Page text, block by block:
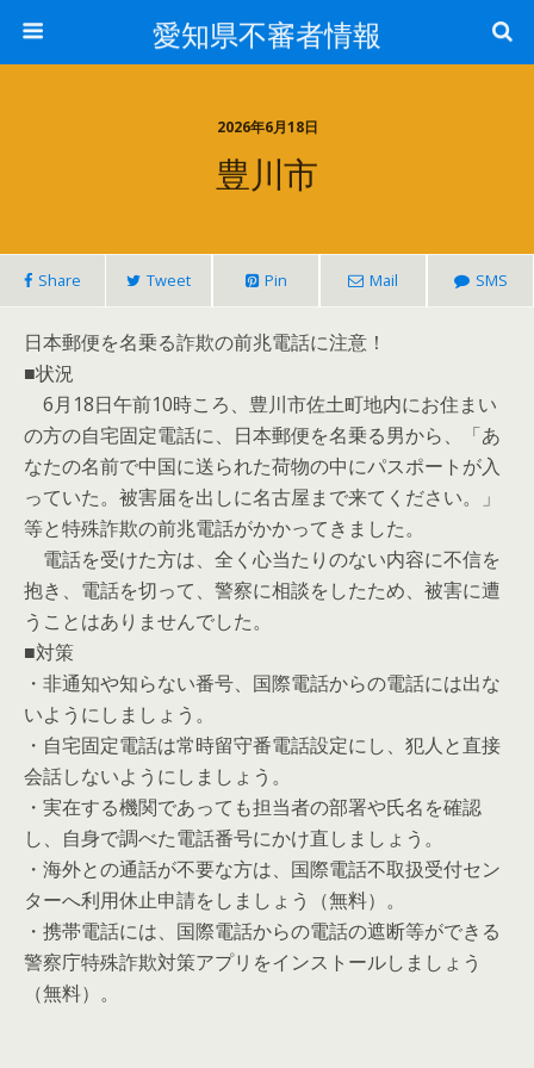
愛知県不審者情報
2026年6月18日
豊川市
Share Tweet Pin Mail SMS
日本郵便を名乗る詐欺の前兆電話に注意！
■状況
6月18日午前10時ころ、豊川市佐土町地内にお住まい
の方の自宅固定電話に、日本郵便を名乗る男から、「あ
なたの名前で中国に送られた荷物の中にパスポートが入
っていた。被害届を出しに名古屋まで来てください。」
等と特殊詐欺の前兆電話がかかってきました。
電話を受けた方は、全く心当たりのない内容に不信を
抱き、電話を切って、警察に相談をしたため、被害に遭
うことはありませんでした。
■対策
・非通知や知らない番号、国際電話からの電話には出な
いようにしましょう。
・自宅固定電話は常時留守番電話設定にし、犯人と直接
会話しないようにしましょう。
・実在する機関であっても担当者の部署や氏名を確認
し、自身で調べた電話番号にかけ直しましょう。
・海外との通話が不要な方は、国際電話不取扱受付セン
ターへ利用休止申請をしましょう（無料）。
・携帯電話には、国際電話からの電話の遮断等ができる
警察庁特殊詐欺対策アプリをインストールしましょう
（無料）。